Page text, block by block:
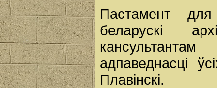
Пастамент
беларускi
адпаведнасці
Плавінскі.